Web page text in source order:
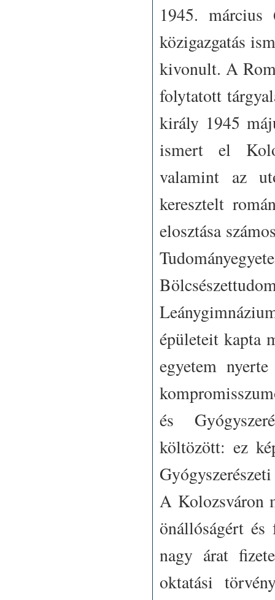
1945.
közigazgatás
kivonult. A
folytatott
király 1945
ismert el
valamint az
keresztelt
elosztása
épületeit kapta
egyetem
és
költözött: ez
A Kolozsváron
önállóságért és
nagy árat
oktatási